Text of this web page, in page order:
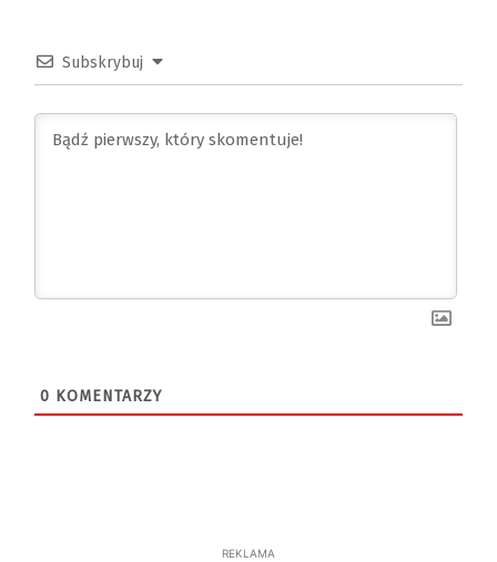
Subskrybuj
0 KOMENTARZY
REKLAMA